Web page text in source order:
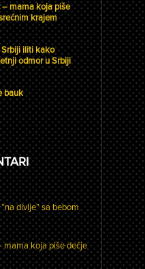
– mama koja piše
krajem
iliti kako
odmor u Srbiji
bauk
divlje” sa bebom
mama koja piše dečje